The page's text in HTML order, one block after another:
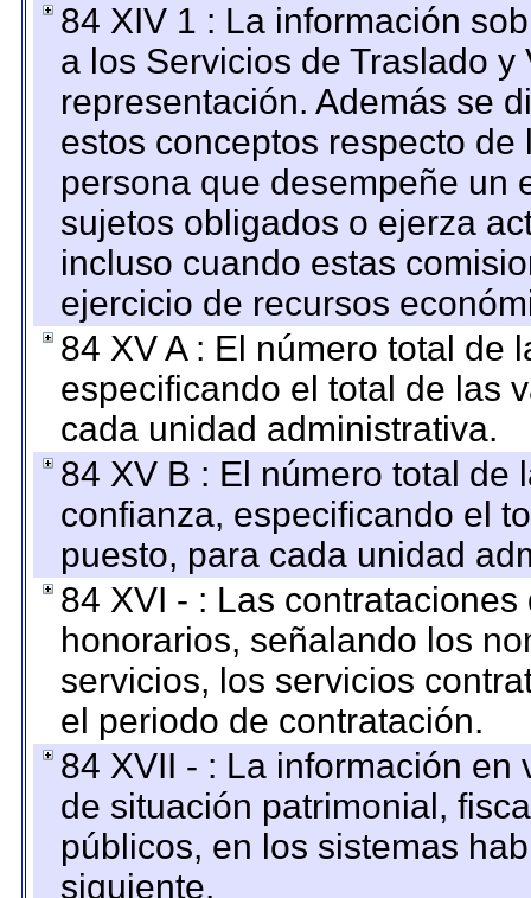
84 XIV 1 : La información
a los Servicios de Traslado
representación. Además se
estos conceptos respecto
persona que desempeñe un
sujetos obligados o ejerza
incluso cuando estas
ejercicio de recursos
84 XV A : El número total de
especificando el total de las
cada unidad administrativa.
84 XV B : El número total de
confianza, especificando el
puesto, para cada unidad
84 XVI - : Las
honorarios, señalando los
servicios, los servicios
el periodo de contratación.
84 XVII - : La información
de situación patrimonial,
públicos, en los sistemas
siguiente.